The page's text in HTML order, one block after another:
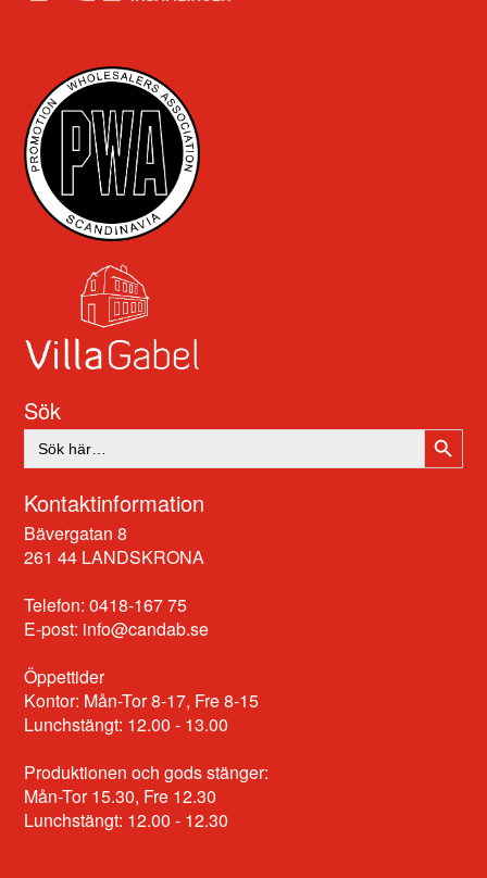
Sök
Sök
efter:
Kontaktinformation
Bävergatan 8
261 44 LANDSKRONA
Telefon: 0418-167 75
E-post: info@candab.se
Öppettider
Kontor: Mån-Tor 8-17, Fre 8-15
Lunchstängt: 12.00 - 13.00
Produktionen och gods stänger:
Mån-Tor 15.30, Fre 12.30
Lunchstängt: 12.00 - 12.30